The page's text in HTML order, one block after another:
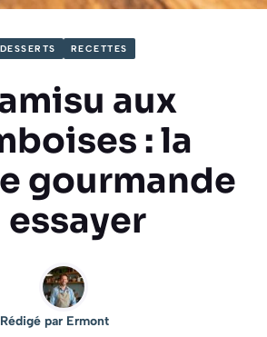
DESSERTS RECETTES
aux
: la
gourmande
essayer
Rédigé par Ermont